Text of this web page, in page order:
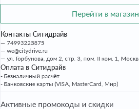
Перейти в магазин
Контакты Ситидрайв
74993223875
we@citydrive.ru
ул. Горбунова, дом 2, стр. 3, пом. II ком. 1,
Оплата в Ситидрайв
- Безналичный расчёт
- Банковские карты (VISA, MasterCard, Мир)
Активные промокоды и скидки